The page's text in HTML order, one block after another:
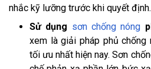
nhắc kỹ lưỡng trước khi quyết định.
Sử dụng sơn chống nóng
xem là giải pháp phủ chống
tối ưu nhất hiện nay. Sơn